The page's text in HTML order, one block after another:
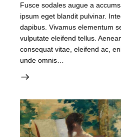
Fusce sodales augue a
ipsum eget blandit pulvinar.
dapibus. Vivamus elementum
vulputate eleifend tellus.
consequat vitae, eleifend ac,
unde omnis…